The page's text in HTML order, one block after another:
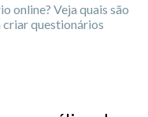
online? Veja quais são
criar questionários